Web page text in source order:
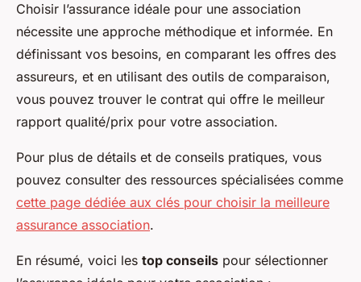
Choisir l’assurance idéale pour une association
nécessite une approche méthodique et informée. En
définissant vos besoins, en comparant les offres des
assureurs, et en utilisant des outils de comparaison,
vous pouvez trouver le contrat qui offre le meilleur
rapport qualité/prix pour votre association.
Pour plus de détails et de conseils pratiques, vous
pouvez consulter des ressources spécialisées comme
cette page dédiée aux clés pour choisir la meilleure
assurance association.
En résumé, voici les top conseils pour sélectionner